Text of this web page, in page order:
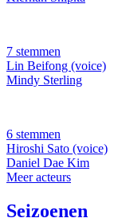
7 stemmen
Lin Beifong (voice)
Mindy Sterling
6 stemmen
Hiroshi Sato (voice)
Daniel Dae Kim
Meer acteurs
Seizoenen